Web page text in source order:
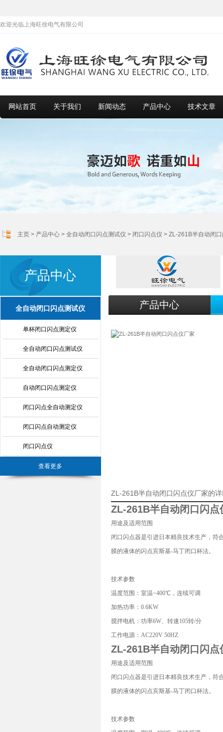
欢迎光临上海旺徐电气有限公司
网站首页 关于我们 新闻动态 产品中心 技术文章
主页 > 产品中心 > 全自动闭口闪点测试仪 > 闭口闪点仪 > ZL-261B半自动闭
产品中心
全自动闭口闪点测试仪
单杯闭口闪点测定仪
全自动闭口闪点测试仪
全自动闭口闪点测定仪
自动闭口闪点测定仪
闭口闪点全自动测定仪
闭口闪点自动测定仪
闭口闪点仪
查看更多
产品中心
ZL-261B半自动闭口闪点仪厂家的
ZL-261B半自动闭口闪点
用途及适用范围
闭口闪点器是引进日本精良技术生产，符
膜的液体的闪点宾斯基-马丁闭口杯法。
技术参数
温度范围：室温~400℃，连续可调
加热功率：0.6KW
搅拌电机：功率6W、转速105转/分
工作电源：AC220V 50HZ
ZL-261B半自动闭口闪点
用途及适用范围
闭口闪点器是引进日本精良技术生产，符
膜的液体的闪点宾斯基-马丁闭口杯法。
技术参数